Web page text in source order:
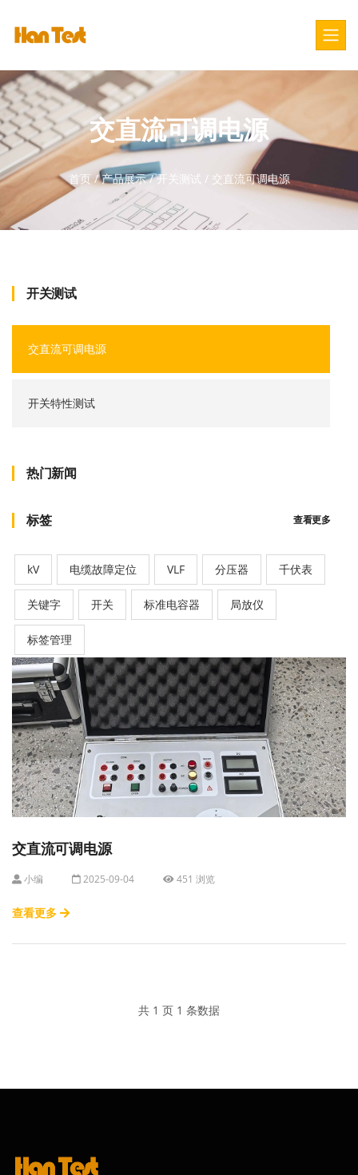
交直流可调电源
首页/产品展示/开关测试 / 交直流可调电源
开关测试
交直流可调电源
开关特性测试
热门新闻
标签 查看更多
kV 电缆故障定位 VLF 分压器 千伏表
关键字 开关 标准电容器 局放仪
标签管理
交直流可调电源
小编 2025-09-04 451 浏览
查看更多
共 1 页 1 条数据